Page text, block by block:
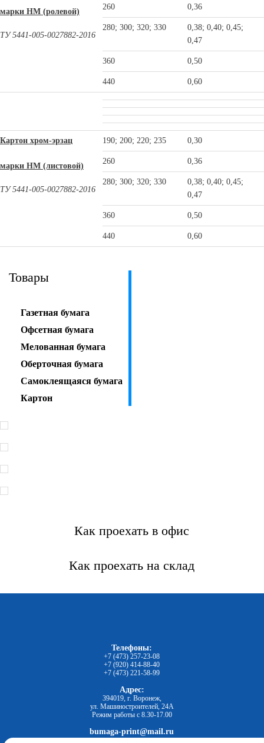
марки НМ (ролевой)
ТУ 5441-005-0027882-2016
260 0,36
280; 300; 320; 330
0,38; 0,40; 0,45;
0,47
360 0,50
440 0,60
Картон хром-эрзац
марки НМ (листовой)
ТУ 5441-005-0027882-2016
190; 200; 220; 235 0,30
260 0,36
280; 300; 320; 330
0,38; 0,40; 0,45;
0,47
360 0,50
440 0,60
Товары
Газетная бумага
Офсетная бумага
Мелованная бумага
Оберточная бумага
Самоклеящаяся бумага
Картон
Как проехать в офис
Как проехать на склад
Телефоны:
+7 (473) 257-23-08
+7 (920) 414-88-40
+7 (473) 221-58-99
Адрес:
394019, г. Воронеж,
ул. Машиностроителей, 24А
Режим работы с 8.30-17.00
bumaga-print@mail.ru